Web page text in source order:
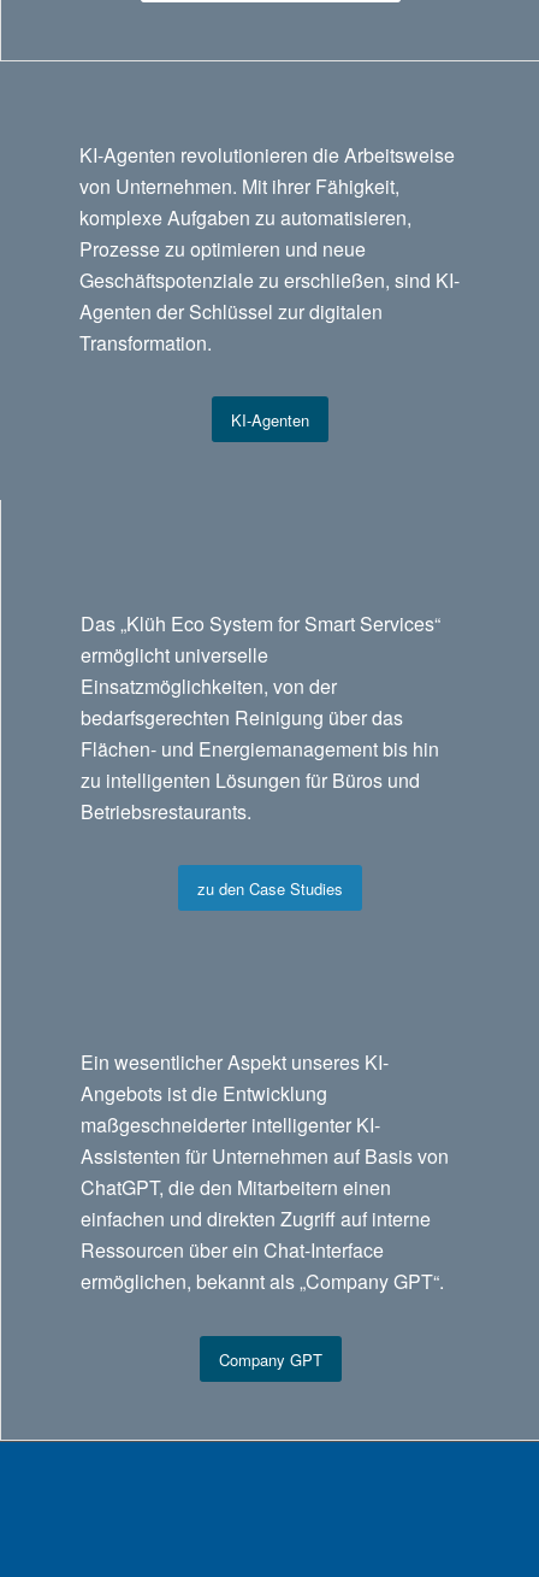
KI-Agenten revolutionieren die Arbeitsweise
von Unternehmen. Mit ihrer Fähigkeit,
komplexe Aufgaben zu automatisieren,
Prozesse zu optimieren und neue
Geschäftspotenziale zu erschließen, sind KI-
Agenten der Schlüssel zur digitalen
Transformation.
KI-Agenten
Das „Klüh Eco System for Smart Services“
ermöglicht universelle
Einsatzmöglichkeiten, von der
bedarfsgerechten Reinigung über das
Flächen- und Energiemanagement bis hin
zu intelligenten Lösungen für Büros und
Betriebsrestaurants.
zu den Case Studies
Ein wesentlicher Aspekt unseres KI-
Angebots ist die Entwicklung
maßgeschneiderter intelligenter KI-
Assistenten für Unternehmen auf Basis von
ChatGPT, die den Mitarbeitern einen
einfachen und direkten Zugriff auf interne
Ressourcen über ein Chat-Interface
ermöglichen, bekannt als „Company GPT“.
Company GPT